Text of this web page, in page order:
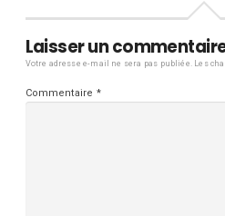
Laisser un
Votre adresse e-mail ne sera pas publiée. Les
Commentaire *